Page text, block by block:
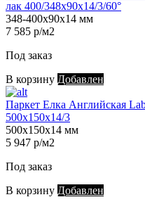
лак 400/348х90х14/3/60°
348-400х90х14 мм
7 585 р/м2
Под заказ
В корзину Добавлен
Паркет Елка Английская
500х150х14/3
500х150х14 мм
5 947 р/м2
Под заказ
В корзину Добавлен